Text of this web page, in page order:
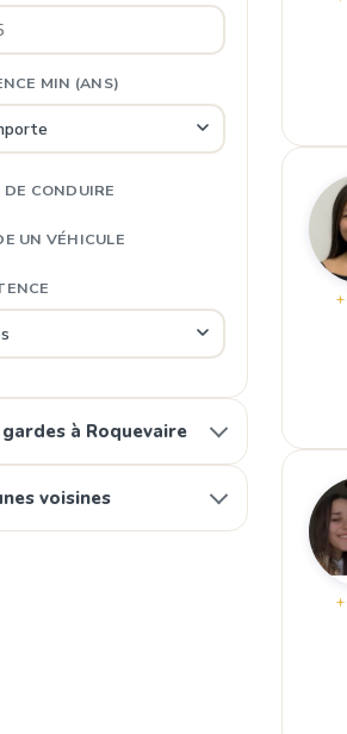
MIN (ANS)
DE CONDUIRE
UN VÉHICULE
à Roquevaire
voisines